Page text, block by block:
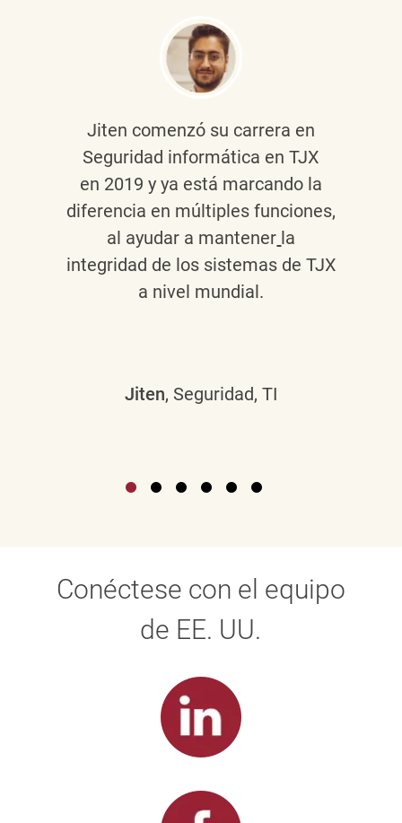
Jiten comenzó su carrera en
Seguridad informática en TJX
en 2019 y ya está marcando la
diferencia en múltiples funciones,
al ayudar a mantener la
integridad de los sistemas de TJX
a nivel mundial.
Jiten, Seguridad, TI
Conéctese con el equipo
de EE. UU.